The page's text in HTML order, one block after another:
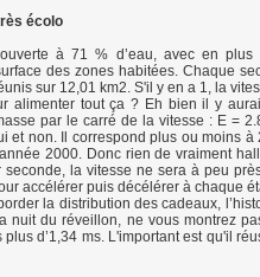
écolo
à 71 % d’eau, avec en
des zones habitées. Chaque
sur 12,01 km2. S'il y en a 1, la
alimenter tout ça ? Eh bien il y
par le carré de la vitesse : E =
et non. Il correspond plus ou moins
2000. Donc rien de vraiment
seconde, la vitesse ne sera à peu
accélérer puis décélérer à chaque
la distribution des cadeaux,
nuit du réveillon, ne vous montrez
plus d’1,34 ms. L'important est qu'il